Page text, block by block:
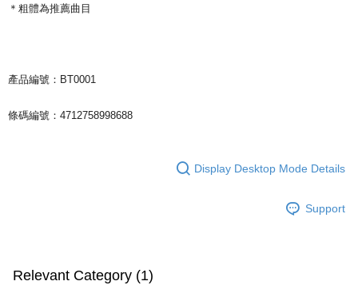
＊粗體為推薦曲目
產品編號：BT0001
條碼編號：4712758998688
Display Desktop Mode Details
Support
Relevant Category (1)